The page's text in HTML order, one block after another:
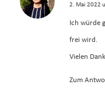
sagte:
2. Mai 2022
Ich würde
frei wird.
Vielen
Zum